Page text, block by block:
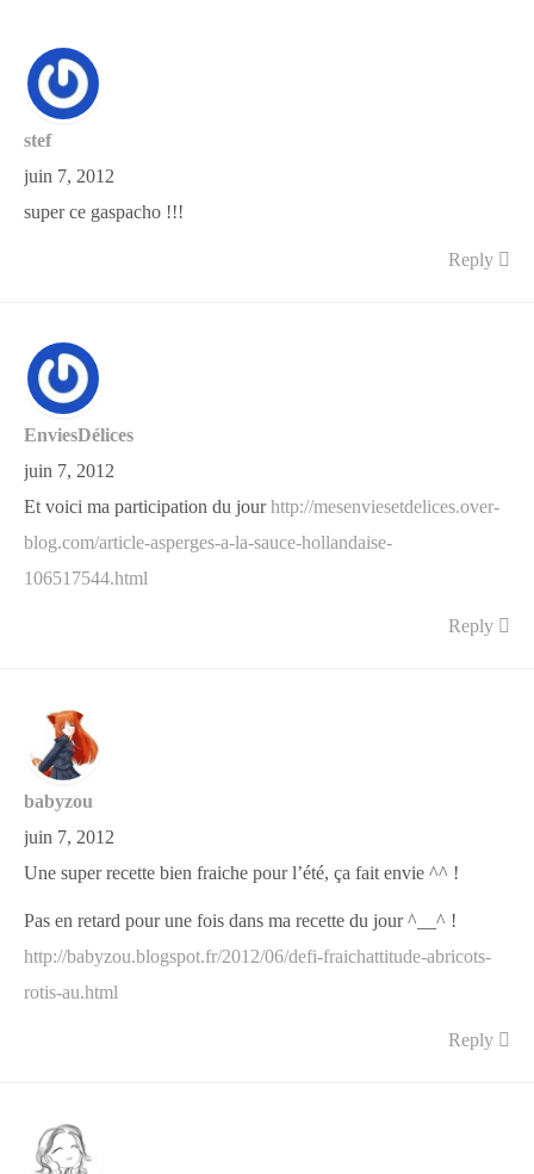
stef
juin 7, 2012
super ce gaspacho !!!
Reply
EnviesDélices
juin 7, 2012
Et voici ma participation du jourhttp://mesenviesetdelices.over-
blog.com/article-asperges-a-la-sauce-hollandaise-
106517544.html
Reply
babyzou
juin 7, 2012
Une super recette bien fraiche pour l’été, ça fait envie ^^ !
Pas en retard pour une fois dans ma recette du jour ^__^ !
http://babyzou.blogspot.fr/2012/06/defi-fraichattitude-abricots-
rotis-au.html
Reply